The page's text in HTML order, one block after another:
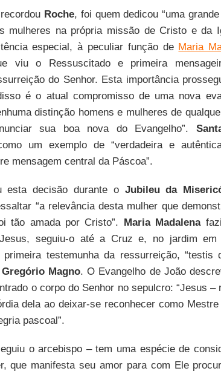
Roche, foi quem dedicou “uma
mulheres na própria missão de Cristo e da
especial, à peculiar função de Maria
viu o Ressuscitado e primeira
do Senhor. Esta importância
é o atual compromisso de uma nova
distinção homens e mulheres de
sua boa nova do Evangelho”.
um exemplo de “verdadeira e
mensagem central da Páscoa”.
esta decisão durante o Jubileu da
“a relevância desta mulher que
tão amada por Cristo”. Maria Madalena
seguiu-o até a Cruz e, no jardim
testemunha da ressurreição, “testis
Gregório Magno. O Evangelho de João
o corpo do Senhor no sepulcro: “Jesus –
dela ao deixar-se reconhecer como
pascoal”.
o arcebispo – tem uma espécie de
que manifesta seu amor para com Ele